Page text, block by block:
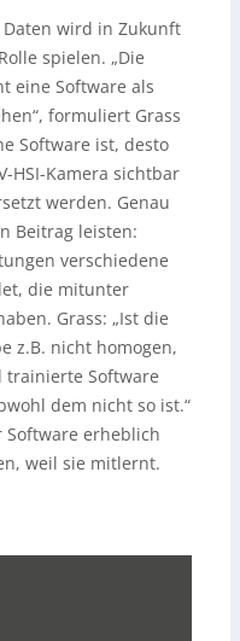
wird in Zukunft
spielen. „Die
eine Software als
formuliert Grass
Software ist, desto
HSI-Kamera sichtbar
werden. Genau
Beitrag leisten:
verschiedene
die mitunter
Grass: „Ist die
z.B. nicht homogen,
Software
dem nicht so ist.“
Software erheblich
weil sie mitlernt.